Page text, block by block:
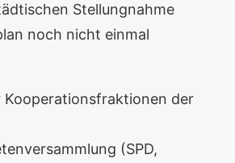
Stellungnahme
noch nicht einmal
Kooperationsfraktionen der
(SPD,